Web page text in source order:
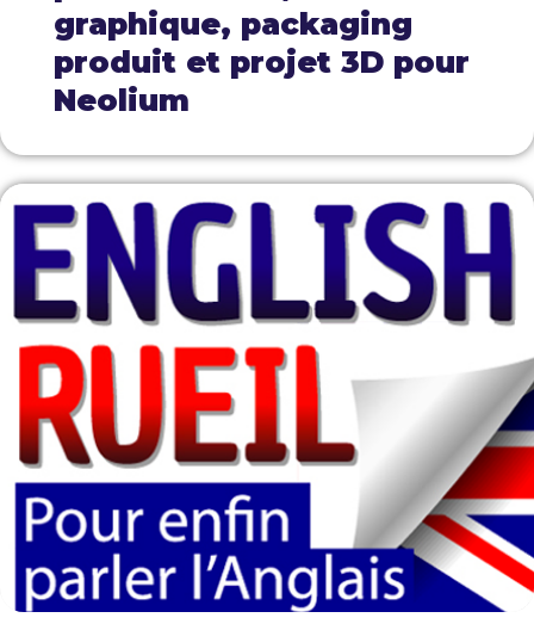
graphique, packaging
produit et projet 3D pour
Neolium